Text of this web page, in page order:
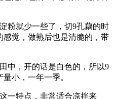
粉就少一些了，切9孔藕的时
觉，做熟后也是清脆的，带
中，开的话是白色的，所以9
小，一年一季。
一特点，非常适合凉拌来